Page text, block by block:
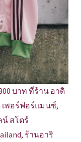
บาท ที่ร้าน อาดิ
เพอร์ฟอร์แมนซ์,
สโตร์
ร้านอาริ